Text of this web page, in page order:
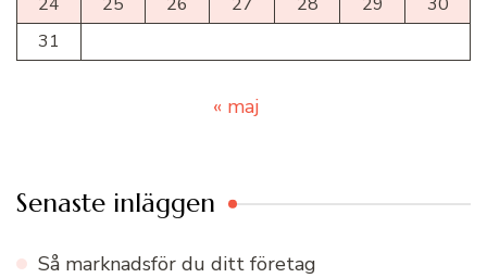
31
« maj
Senaste inläggen
Så marknadsför du ditt företag